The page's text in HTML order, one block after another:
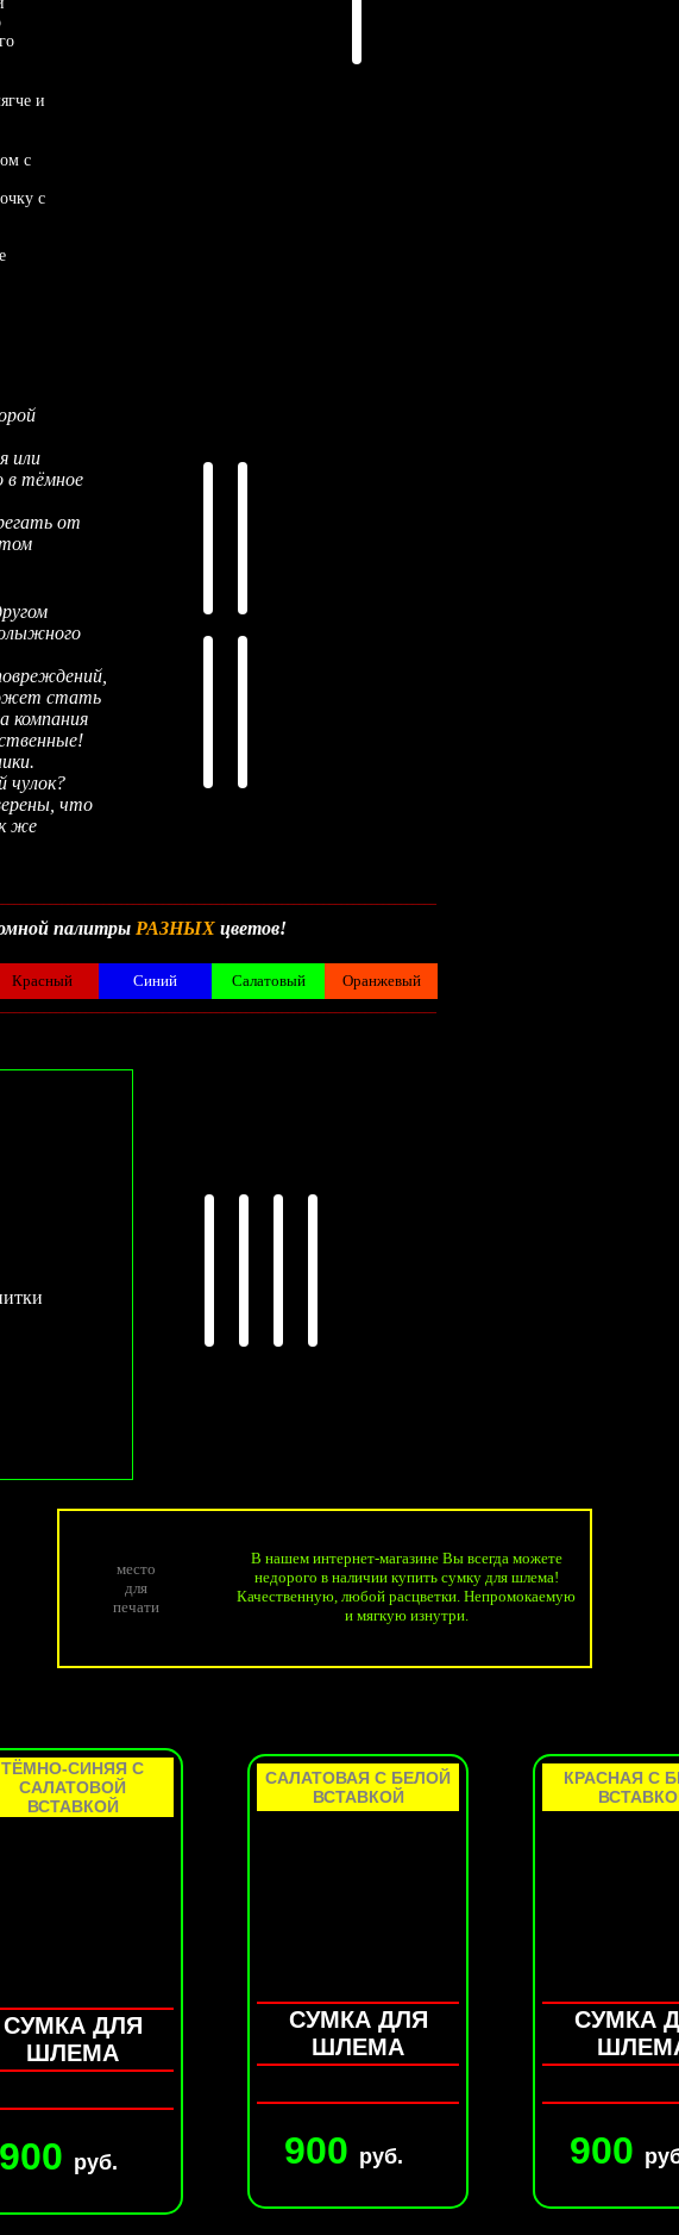
и
с
с
или
в тёмное
от
стать
компания
чулок?
что
же
палитры РАЗНЫХ цветов!
Красный Синий Салатовый Оранжевый
место
для
печати
В нашем интернет-магазине Вы всегда можете
недорого в наличии купить сумку для шлема!
Качественную, любой расцветки. Непромокаемую
и мягкую изнутри.
ТЁМНО-СИНЯЯ С
САЛАТОВОЙ
ВСТАВКОЙ
СУМКА ДЛЯ
ШЛЕМА
900 руб.
САЛАТОВАЯ С БЕЛОЙ
ВСТАВКОЙ
СУМКА ДЛЯ
ШЛЕМА
900 руб.
КРАСНАЯ С
СУМКА
900